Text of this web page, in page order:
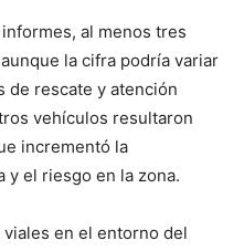
al menos tres
la cifra podría variar
de rescate y atención
vehículos resultaron
incrementó la
y el riesgo en la zona.
en el entorno del